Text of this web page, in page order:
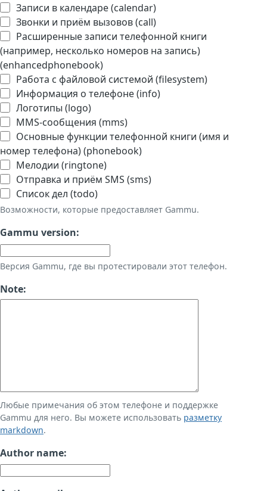
Записи в календаре (calendar)
Звонки и приём вызовов (call)
Расширенные записи телефонной книги
(например, несколько номеров на запись)
(enhancedphonebook)
Работа с файловой системой (filesystem)
Информация о телефоне (info)
Логотипы (logo)
MMS-сообщения (mms)
Основные функции телефонной книги (имя и
номер телефона) (phonebook)
Мелодии (ringtone)
Отправка и приём SMS (sms)
Список дел (todo)
Возможности, которые предоставляет Gammu.
Gammu version:
Версия Gammu, где вы протестировали этот телефон.
Note:
Любые примечания об этом телефоне и поддержке
Gammu для него. Вы можете использовать разметку
markdown.
Author name: